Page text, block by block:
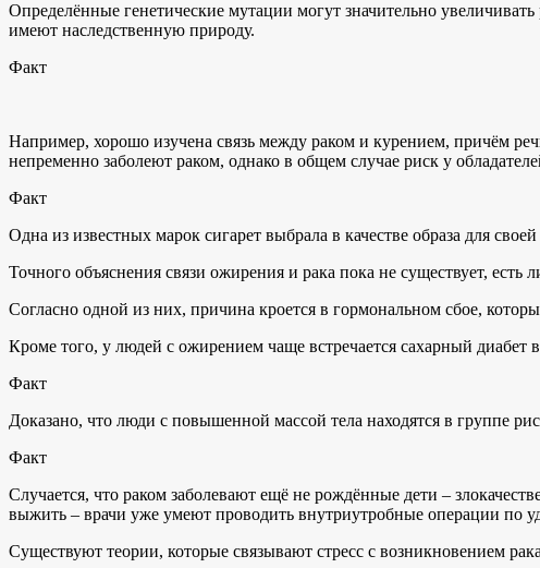
Определённые генетические мутации могут значительно
имеют наследственную природу.
Факт
Например, хорошо изучена связь между раком и курением, причём
непременно заболеют раком, однако в общем случае риск у
Факт
Одна из известных марок сигарет выбрала в качестве образа для
Точного объяснения связи ожирения и рака пока не существует, есть
Согласно одной из них, причина кроется в гормональном сбое,
Кроме того, у людей с ожирением чаще встречается сахарный диабет
Факт
Доказано, что люди с повышенной массой тела находятся в группе
Факт
Случается, что раком заболевают ещё не рождённые дети –
выжить – врачи уже умеют проводить внутриутробные операции по
Существуют теории, которые связывают стресс с возникновением